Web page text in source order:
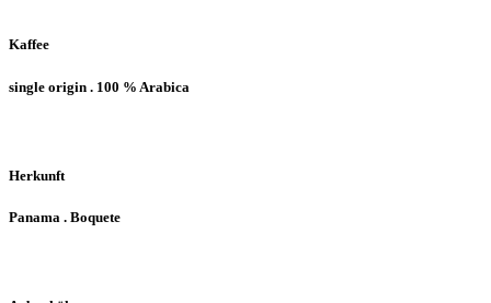
Kaffee
single origin . 100 % Arabica
Herkunft
Panama . Boquete